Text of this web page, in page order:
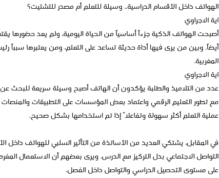
الهواتف داخل الأقسام الدراسية.. وسيلة للتعلم أم مصدر للتشتيت؟
اية الاجراوي
أصبحت الهواتف الذكية جزءاً أساسياً من الحياة اليومية، ولم يعد حضورها
أيضاً. وبين من يرى فيها أداة حديثة تساعد على التعلم، ومن يعتبرها سبباً
المغربية.
اية الاجراوي
عدد من التلاميذ والطلبة يؤكدون أن الهاتف أصبح وسيلة سريعة للبحث عن
مع تطور التعليم الرقمي واعتماد بعض المؤسسات على التطبيقات
عملية التعلم أكثر سهولة وتفاعلاً إذا تم استخدامها بشكل صحيح.
في المقابل، يشتكي العديد من الأساتذة من التأثير السلبي للهواتف داخل
التواصل الاجتماعي بدل التركيز مع الدرس. ويرى بعضهم أن الاستعمال
على مستوى التحصيل الدراسي والتواصل داخل الفصل.